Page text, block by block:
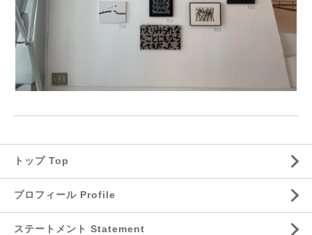
トップ Top
プロフィール Profile
ステートメント Statement